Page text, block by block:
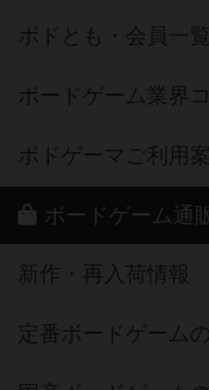
ボドとも・会員一覧
ボードゲーム業界
ボドゲーマご利用
ボードゲーム通
新作・再入荷情報
定番ボードゲーム